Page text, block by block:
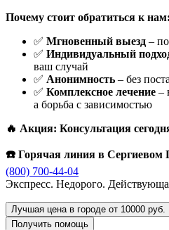
Почему стоит обратиться к нам:
✅ Мгновенный выезд –
✅ Индивидуальный
ваш случай
✅ Анонимность – без
✅ Комплексное лечение –
а борьба с зависимостью
🔥 Акция: Консультация
☎️ Горячая линия в Сергиевом
(800) 700-44-04
Экспресс. Недорого.
Лучшая цена в городе от 10000 руб.
Получить помощь